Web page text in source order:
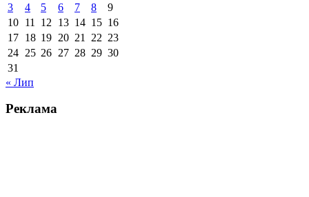
3
4 5 6 7 8
9
10 11 12 13 14 15 16
17 18 19 20 21 22 23
24 25 26 27 28 29 30
31
« Лип
Реклама